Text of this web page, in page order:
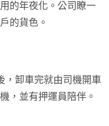
的年夜化。公司瞭一
的貨色。
，卸車完就由司機開車
，並有押運員陪伴。